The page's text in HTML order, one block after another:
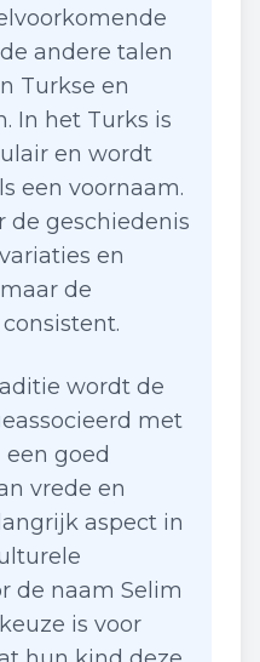
andere talen
Turkse en
In het Turks is
en wordt
een voornaam.
de geschiedenis
en
de
wordt de
met
goed
vrede en
aspect in
de naam Selim
is voor